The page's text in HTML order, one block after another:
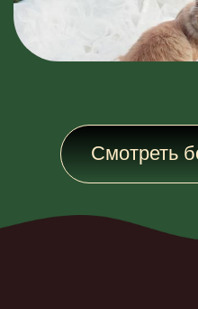
Эскиз
масштабных оформлений
эскизы как отдельных
так и всей площадки в